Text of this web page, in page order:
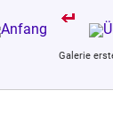
Galerie